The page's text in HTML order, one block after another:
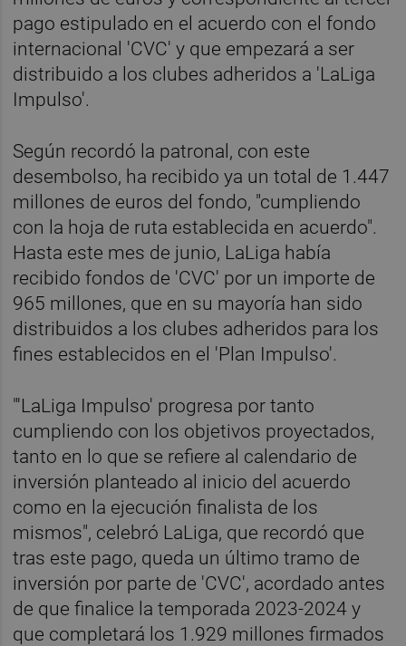
pago estipulado en el acuerdo con el fondo
internacional 'CVC' y que empezará a ser
distribuido a los clubes adheridos a 'LaLiga
Impulso'.
Según recordó la patronal, con este
desembolso, ha recibido ya un total de 1.447
millones de euros del fondo, "cumpliendo
con la hoja de ruta establecida en acuerdo".
Hasta este mes de junio, LaLiga había
recibido fondos de 'CVC' por un importe de
965 millones, que en su mayoría han sido
distribuidos a los clubes adheridos para los
fines establecidos en el 'Plan Impulso'.
"'LaLiga Impulso' progresa por tanto
cumpliendo con los objetivos proyectados,
tanto en lo que se refiere al calendario de
inversión planteado al inicio del acuerdo
como en la ejecución finalista de los
mismos", celebró LaLiga, que recordó que
tras este pago, queda un último tramo de
inversión por parte de 'CVC', acordado antes
de que finalice la temporada 2023-2024 y
que completará los 1.929 millones firmados